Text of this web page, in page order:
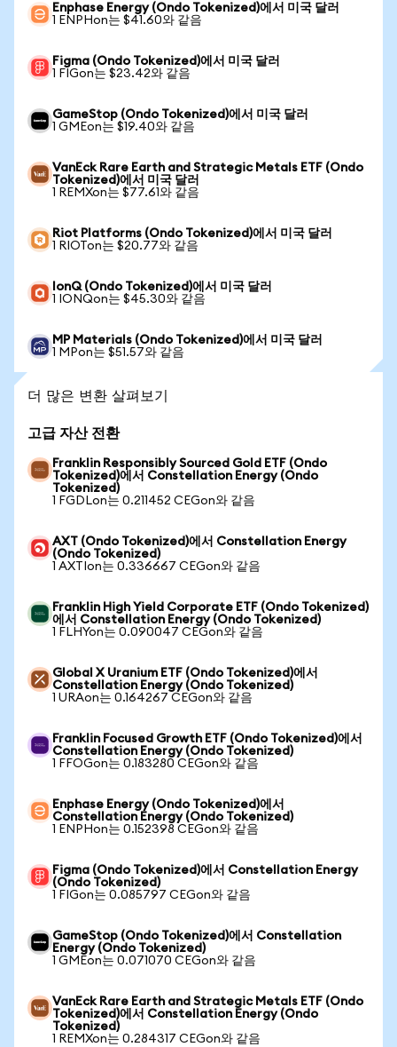
Enphase Energy (Ondo Tokenized)에서 미국 달러
1 ENPHon는 $41.60와 같음
Figma (Ondo Tokenized)에서 미국 달러
1 FIGon는 $23.42와 같음
GameStop (Ondo Tokenized)에서 미국 달러
1 GMEon는 $19.40와 같음
VanEck Rare Earth and Strategic Metals ETF (Ondo
Tokenized)에서 미국 달러
1 REMXon는 $77.61와 같음
Riot Platforms (Ondo Tokenized)에서 미국 달러
1 RIOTon는 $20.77와 같음
IonQ (Ondo Tokenized)에서 미국 달러
1 IONQon는 $45.30와 같음
MP Materials (Ondo Tokenized)에서 미국 달러
1 MPon는 $51.57와 같음
더 많은 변환 살펴보기
고급 자산 전환
Franklin Responsibly Sourced Gold ETF (Ondo
Tokenized)에서 Constellation Energy (Ondo
Tokenized)
1 FGDLon는 0.211452 CEGon와 같음
AXT (Ondo Tokenized)에서 Constellation Energy
(Ondo Tokenized)
1 AXTIon는 0.336667 CEGon와 같음
Franklin High Yield Corporate ETF (Ondo Tokenized)
에서 Constellation Energy (Ondo Tokenized)
1 FLHYon는 0.090047 CEGon와 같음
Global X Uranium ETF (Ondo Tokenized)에서
Constellation Energy (Ondo Tokenized)
1 URAon는 0.164267 CEGon와 같음
Franklin Focused Growth ETF (Ondo Tokenized)에서
Constellation Energy (Ondo Tokenized)
1 FFOGon는 0.183280 CEGon와 같음
Enphase Energy (Ondo Tokenized)에서
Constellation Energy (Ondo Tokenized)
1 ENPHon는 0.152398 CEGon와 같음
Figma (Ondo Tokenized)에서 Constellation Energy
(Ondo Tokenized)
1 FIGon는 0.085797 CEGon와 같음
GameStop (Ondo Tokenized)에서 Constellation
Energy (Ondo Tokenized)
1 GMEon는 0.071070 CEGon와 같음
VanEck Rare Earth and Strategic Metals ETF (Ondo
Tokenized)에서 Constellation Energy (Ondo
Tokenized)
1 REMXon는 0.284317 CEGon와 같음